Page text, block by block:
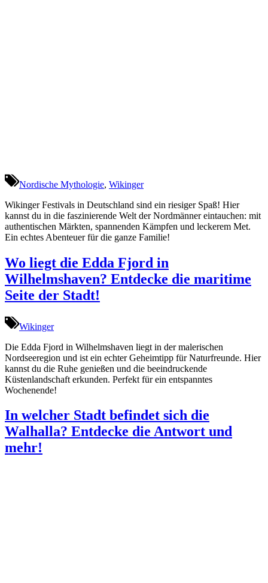
Nordische Mythologie, Wikinger
Wikinger Festivals in Deutschland sind ein riesiger Spaß! Hier
kannst du in die faszinierende Welt der Nordmänner eintauchen: mit
authentischen Märkten, spannenden Kämpfen und leckerem Met.
Ein echtes Abenteuer für die ganze Familie!
Wo liegt die Edda Fjord in
Wilhelmshaven? Entdecke die maritime
Seite der Stadt!
Wikinger
Die Edda Fjord in Wilhelmshaven liegt in der malerischen
Nordseeregion und ist ein echter Geheimtipp für Naturfreunde. Hier
kannst du die Ruhe genießen und die beeindruckende
Küstenlandschaft erkunden. Perfekt für ein entspanntes
Wochenende!
In welcher Stadt befindet sich die
Walhalla? Entdecke die Antwort und
mehr!